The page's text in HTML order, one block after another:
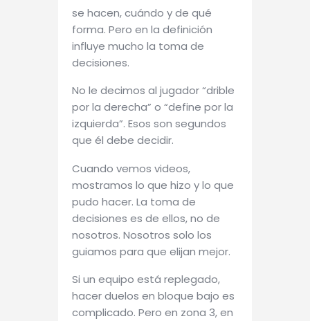
se hacen, cuándo y de qué
forma. Pero en la definición
influye mucho la toma de
decisiones.
No le decimos al jugador “drible
por la derecha” o “define por la
izquierda”. Esos son segundos
que él debe decidir.
Cuando vemos videos,
mostramos lo que hizo y lo que
pudo hacer. La toma de
decisiones es de ellos, no de
nosotros. Nosotros solo los
guiamos para que elijan mejor.
Si un equipo está replegado,
hacer duelos en bloque bajo es
complicado. Pero en zona 3, en